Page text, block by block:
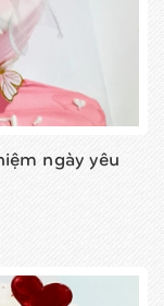
ngày yêu